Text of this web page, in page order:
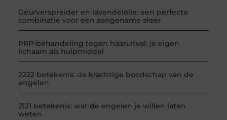
Geurverspreider en lavendelolie: een perfecte
combinatie voor een aangename sfeer
PRP-behandeling tegen haaruitval: je eigen
lichaam als hulpmiddel
2222 betekenis: de krachtige boodschap van de
engelen
2121 betekenis: wat de engelen je willen laten
weten